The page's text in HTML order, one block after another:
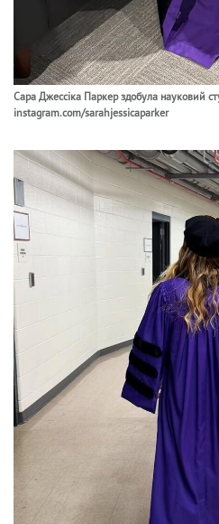
Сара Джессіка Паркер здобула науковий
instagram.com/sarahjessicaparker